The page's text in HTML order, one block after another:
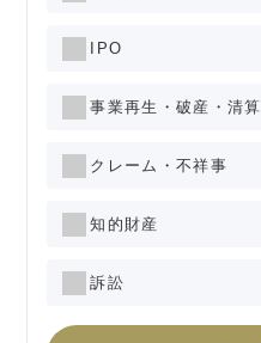
IPO
事業再生・破産・清算
クレーム・不祥事
知的財産
訴訟